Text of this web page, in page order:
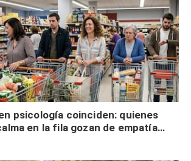
psicología coinciden: quienes
en la fila gozan de empatía
y no solo tienen autocontrol